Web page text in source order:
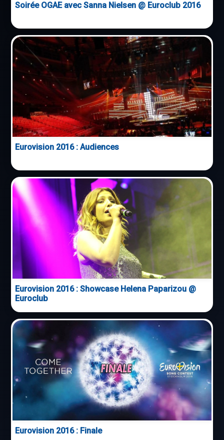
Soirée OGAE avec Sanna Nielsen @ Euroclub 2016
Eurovision 2016 : Audiences
Eurovision 2016 : Showcase Helena Paparizou @
Euroclub
Eurovision 2016 : Finale